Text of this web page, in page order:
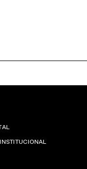
INSTITUCIONAL